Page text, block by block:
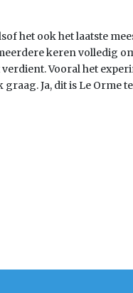
het ook het laatste
keren volledig
Vooral het
Ja, dit is Le Orme